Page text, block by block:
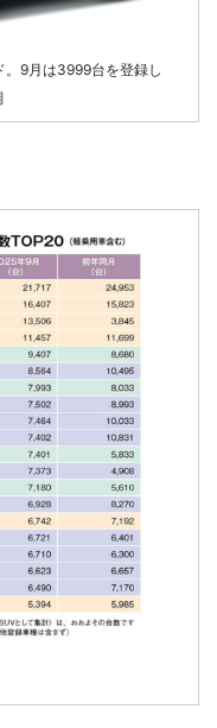
。9月は3999台を登録し